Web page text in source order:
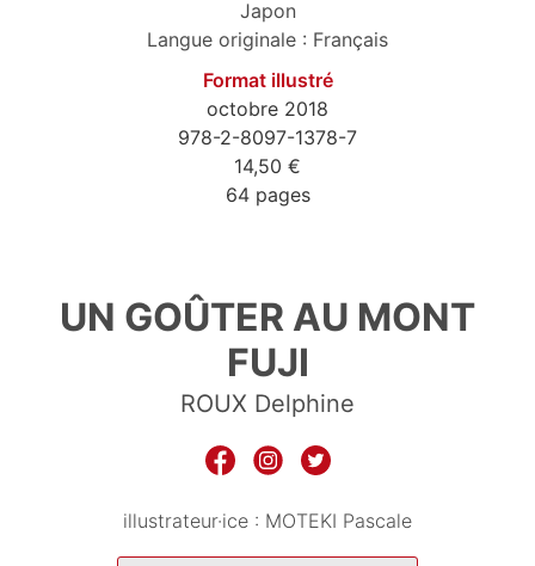
Japon
Langue originale : Français
Format illustré
octobre 2018
978-2-8097-1378-7
14,50 €
64 pages
UN GOÛTER AU MONT
FUJI
ROUX Delphine
illustrateur·ice : MOTEKI Pascale